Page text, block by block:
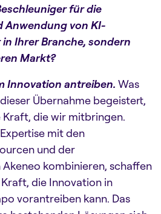
für die
Anwendung von KI-
Ihrer Branche, sondern
Markt?
Innovation antreiben. Was
Übernahme begeistert,
Kraft, die wir mitbringen.
mit den
und der
kombinieren, schaffen
die Innovation in
vorantreiben kann. Das